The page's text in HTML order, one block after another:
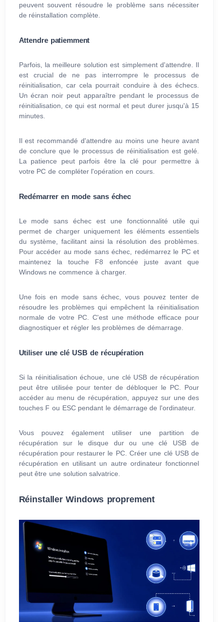
peuvent souvent résoudre le problème sans nécessiter
de réinstallation complète.
Attendre patiemment
Parfois, la meilleure solution est simplement d'attendre. Il
est crucial de ne pas interrompre le processus de
réinitialisation, car cela pourrait conduire à des échecs.
Un écran noir peut apparaître pendant le processus de
réinitialisation, ce qui est normal et peut durer jusqu'à 15
minutes.
Il est recommandé d'attendre au moins une heure avant
de conclure que le processus de réinitialisation est gelé.
La patience peut parfois être la clé pour permettre à
votre PC de compléter l'opération en cours.
Redémarrer en mode sans échec
Le mode sans échec est une fonctionnalité utile qui
permet de charger uniquement les éléments essentiels
du système, facilitant ainsi la résolution des problèmes.
Pour accéder au mode sans échec, redémarrez le PC et
maintenez la touche F8 enfoncée juste avant que
Windows ne commence à charger.
Une fois en mode sans échec, vous pouvez tenter de
résoudre les problèmes qui empêchent la réinitialisation
normale de votre PC. C'est une méthode efficace pour
diagnostiquer et régler les problèmes de démarrage.
Utiliser une clé USB de récupération
Si la réinitialisation échoue, une clé USB de récupération
peut être utilisée pour tenter de débloquer le PC. Pour
accéder au menu de récupération, appuyez sur une des
touches F ou ESC pendant le démarrage de l'ordinateur.
Vous pouvez également utiliser une partition de
récupération sur le disque dur ou une clé USB de
récupération pour restaurer le PC. Créer une clé USB de
récupération en utilisant un autre ordinateur fonctionnel
peut être une solution salvatrice.
Réinstaller Windows proprement